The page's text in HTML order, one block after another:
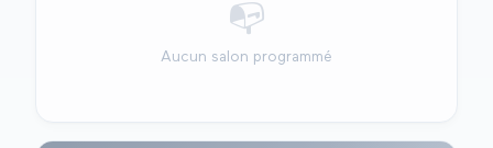
📭
Aucun salon programmé